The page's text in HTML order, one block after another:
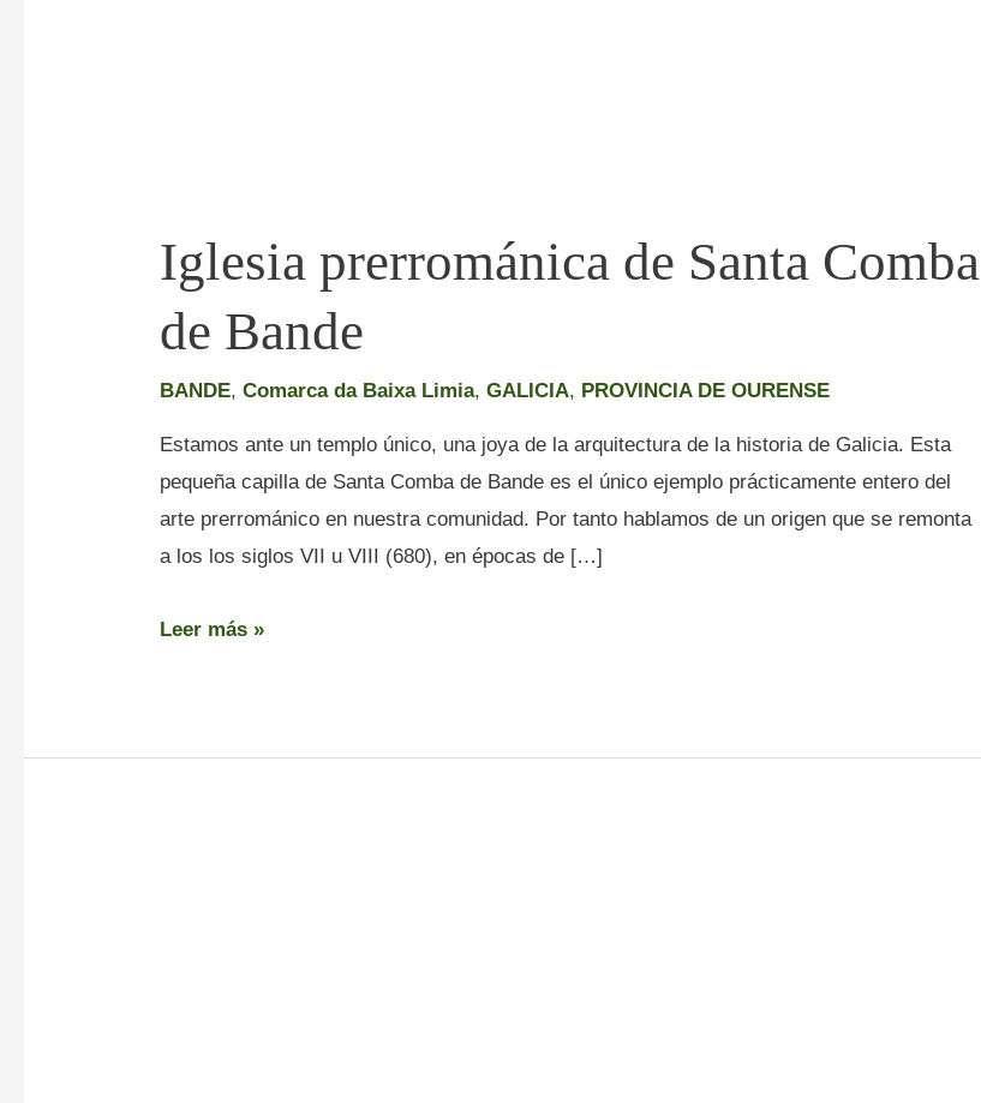
Iglesia prerrománica de Santa Comba
de Bande
BANDE,Comarca da Baixa Limia,GALICIA, PROVINCIA DE OURENSE
Estamos ante un templo único, una joya de la arquitectura de la historia de Galicia. Esta
pequeña capilla de Santa Comba de Bande es el único ejemplo prácticamente entero del
arte prerrománico en nuestra comunidad. Por tanto hablamos de un origen que se remonta
a los los siglos VII u VIII (680), en épocas de […]
Leer más »